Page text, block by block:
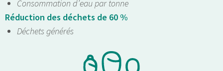
Consommation d’eau par tonne
Réduction des déchets de 60 %
Déchets générés